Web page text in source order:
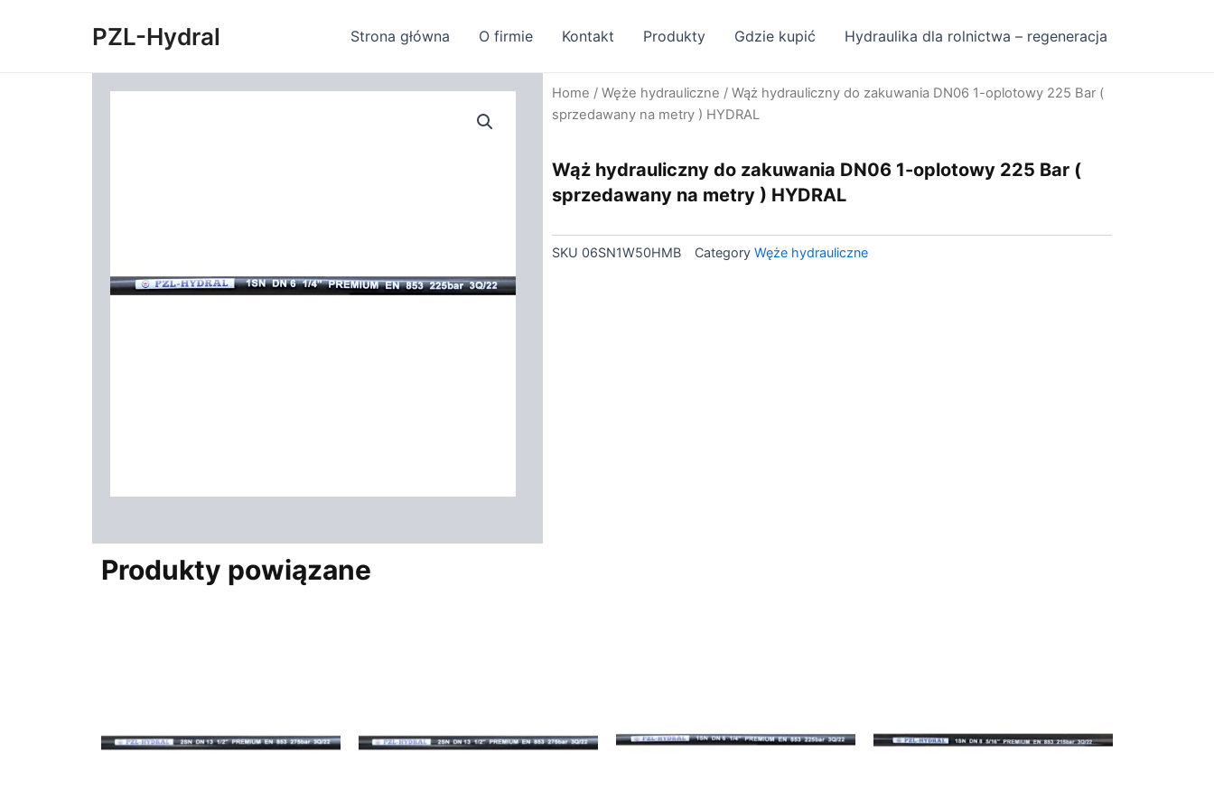
PZL-Hydral Strona główna O firmie Kontakt Produkty Gdzie kupić Hydraulika dla rolnictwa – regeneracja
Home / Węże hydrauliczne / Wąż hydrauliczny do zakuwania DN06 1-oplotowy 225 Bar (
sprzedawany na metry ) HYDRAL
Wąż hydrauliczny do zakuwania DN06 1-oplotowy 225 Bar (
sprzedawany na metry ) HYDRAL
SKU 06SN1W50HMB Category Węże hydrauliczne
Produkty powiązane